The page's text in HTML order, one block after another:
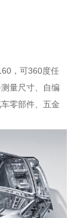
，可360度任
量尺寸、自编
零部件、五金